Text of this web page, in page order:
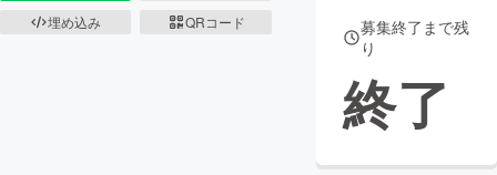
埋め込み
QRコード
募集終了まで残
り
終了